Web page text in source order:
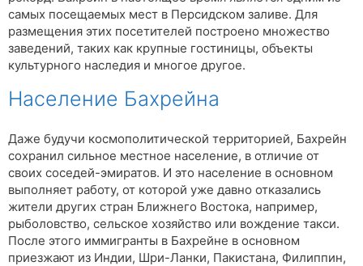
самых посещаемых мест в Персидском заливе. Для
размещения этих посетителей построено множество
заведений, таких как крупные гостиницы, объекты
культурного наследия и многое другое.
Население Бахрейна
Даже будучи космополитической территорией, Бахрейн
сохранил сильное местное население, в отличие от
своих соседей-эмиратов. И это население в основном
выполняет работу, от которой уже давно отказались
жители других стран Ближнего Востока, например,
рыболовство, сельское хозяйство или вождение такси.
После этого иммигранты в Бахрейне в основном
приезжают из Индии, Шри-Ланки, Пакистана, Филиппин,